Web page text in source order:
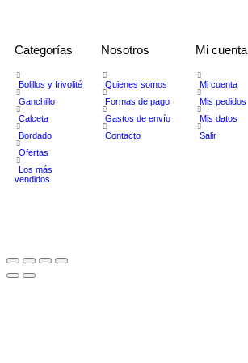
Categorías
Bolillos y frivolité
Ganchillo
Calceta
Bordado
Ofertas
Los más
vendidos
Nosotros
Quienes somos
Formas de pago
Gastos de envío
Contacto
Mi cuenta
Mi cuenta
Mis pedidos
Mis datos
Salir